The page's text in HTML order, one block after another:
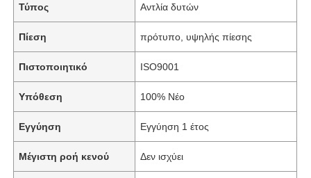
Τύπος Αντλία δυτών
Πίεση πρότυπο, υψηλής πίεσης
Πιστοποιητικό ISO9001
Υπόθεση 100% Νέο
Εγγύηση Εγγύηση 1 έτος
Μέγιστη ροή κενού Δεν ισχύει